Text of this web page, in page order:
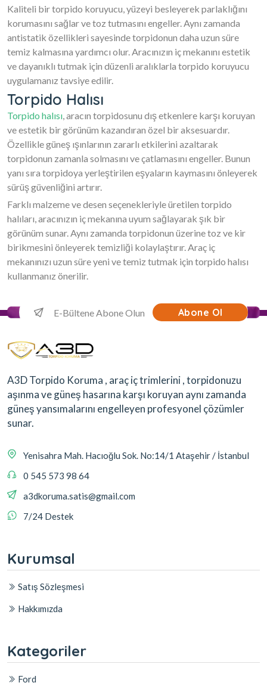
Kaliteli bir torpido koruyucu, yüzeyi besleyerek parlaklığını
korumasını sağlar ve toz tutmasını engeller. Aynı zamanda
antistatik özellikleri sayesinde torpidonun daha uzun süre
temiz kalmasına yardımcı olur. Aracınızın iç mekanını estetik
ve dayanıklı tutmak için düzenli aralıklarla torpido koruyucu
uygulamanız tavsiye edilir.
Torpido Halısı
Torpido halısı, aracın torpidosunu dış etkenlere karşı koruyan
ve estetik bir görünüm kazandıran özel bir aksesuardır.
Özellikle güneş ışınlarının zararlı etkilerini azaltarak
torpidonun zamanla solmasını ve çatlamasını engeller. Bunun
yanı sıra torpidoya yerleştirilen eşyaların kaymasını önleyerek
sürüş güvenliğini artırır.
Farklı malzeme ve desen seçenekleriyle üretilen torpido
halıları, aracınızın iç mekanına uyum sağlayarak şık bir
görünüm sunar. Aynı zamanda torpidonun üzerine toz ve kir
birikmesini önleyerek temizliği kolaylaştırır. Araç iç
mekanınızı uzun süre yeni ve temiz tutmak için torpido halısı
kullanmanız önerilir.
Abone Ol
A3D Torpido Koruma , araç iç trimlerini , torpidonuzu
aşınma ve güneş hasarına karşı koruyan aynı zamanda
güneş yansımalarını engelleyen profesyonel çözümler
sunar.
Yenisahra Mah. Hacıoğlu Sok. No:14/1 Ataşehir / İstanbul
0 545 573 98 64
a3dkoruma.satis@gmail.com
7/24 Destek
Kurumsal
Satış Sözleşmesi
Hakkımızda
Kategoriler
Ford